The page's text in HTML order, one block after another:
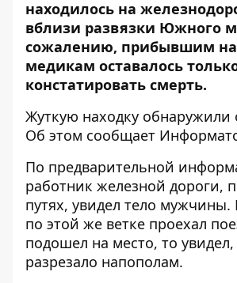
находилось на
вблизи развязки Южного
сожалению, прибывшим на
медикам оставалось
констатировать смерть.
Жуткую находку обнаружили
Об этом сообщает
По предварительной
работник железной дороги,
путях, увидел тело мужчины.
по этой же ветке проехал
подошел на место, то
разрезало напополам.